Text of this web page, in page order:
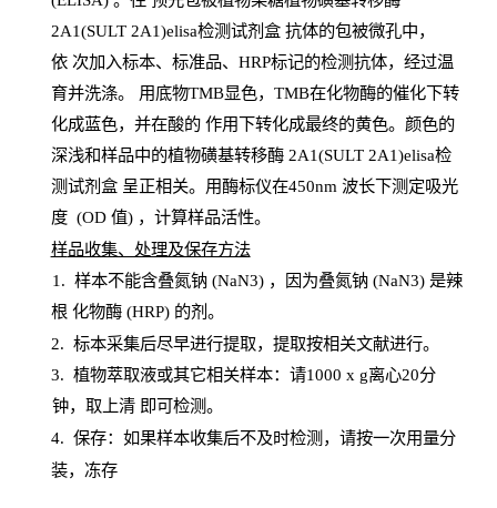
2A1(SULT 2A1)elisa检测试剂盒抗体的包被微孔中，
依 次加入标本、标准品、 HRP标记的检测抗体，经过温
育并洗涤。 用底物TMB显色， TMB在化物酶的催化下转
化成蓝色，并在酸的 作用下转化成最终的黄色。颜色的
深浅和样品中的植物磺基转移酶 2A1(SULT 2A1)elisa检
测试剂盒呈正相关。用酶标仪在450nm 波长下测定吸光
度 (OD 值) ，计算样品活性。
样品收集、处理及保存方法
1 . 样本不能含叠氮钠(NaN3) ，因为叠氮钠 (NaN3) 是辣
根 化物酶(HRP) 的剂。
2. 标本采集后尽早进行提取，提取按相关文献进行。
3. 植物萃取液或其它相关样本：请1000 x g离心20分
钟，取上清 即可检测。
4. 保存：如果样本收集后不及时检测，请按一次用量分
装，冻存